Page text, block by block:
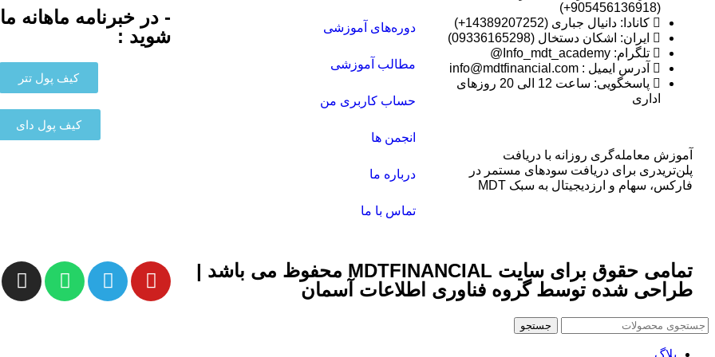
(905456136918+)
کانادا: دانیال جباری (14389207252+)
ایران: اشکان دستخال (09336165298)
تلگرام: Info_mdt_academy@
آدرس ایمیل : info@mdtfinancial.com
پاسخگویی: ساعت 12 الی 20 روزهای
اداری
آموزش معامله‌گری روزانه با دریافت
پلن‌تریدری برای دریافت سودهای مستمر در
فارکس، سهام و ارز‌دیجیتال به سبک MDT
دوره‌های آموزشی
مطالب آموزشی
حساب کاربری من
انجمن ها
درباره ما
تماس با ما
- در خبرنامه ماهانه
شوید :
کیف پول تتر
کیف پول دای
تمامی حقوق برای سایت MDTFINANCIAL محفوظ می باشد |
طراحی شده توسط گروه فناوری اطلاعات آسمان
جستجو
بلاگ